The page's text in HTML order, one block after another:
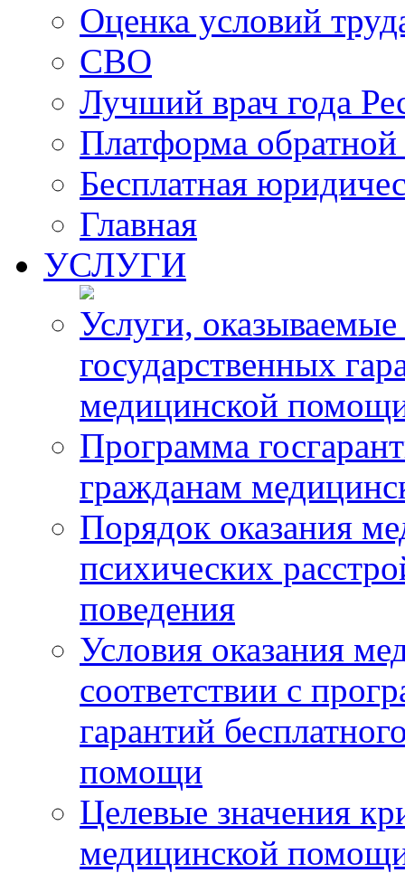
Оценка условий
СВО
Лучший врач года
Платформа
Бесплатная
Главная
УСЛУГИ
Услуги,
государственных
медицинской
Программа
гражданам
Порядок оказания
психических
поведения
Условия оказания
соответствии с
гарантий
помощи
Целевые значения
медицинской